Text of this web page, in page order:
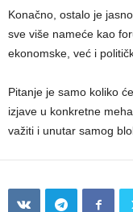
Konačno, ostalo je
sve više nameće kao
ekonomske, već i
Pitanje je samo koliko
izjave u konkretne
važiti i unutar samog